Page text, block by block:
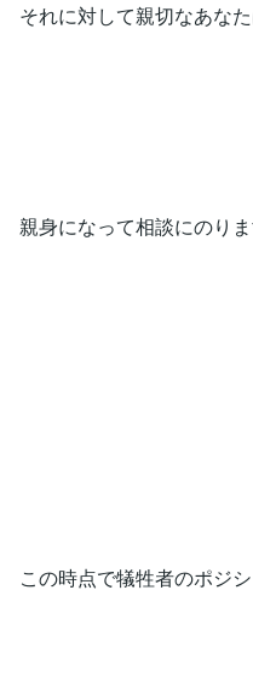
それに対して親切なあなた
親身になって相談にのりま
この時点で犠牲者のポジ